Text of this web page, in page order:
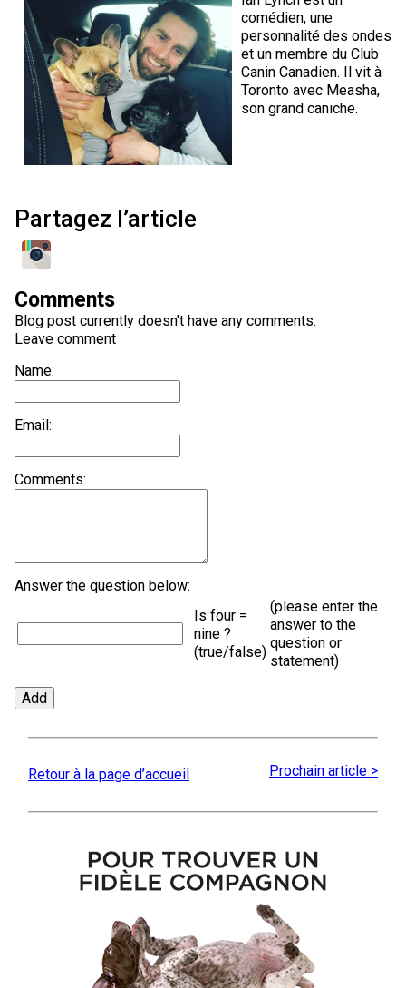
comédien, une
personnalité des ondes
et un membre du Club
Canin Canadien. Il vit à
Toronto avec Measha,
son grand caniche.
Partagez l’article
Comments
Blog post currently doesn't have any comments.
Leave comment
Name:
Email:
Comments:
Answer the question below:
Is four =
nine ?
(true/false)
(please enter the
answer to the
question or
statement)
Retour à la page d’accueil Prochain article >